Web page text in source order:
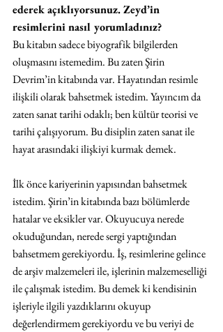
ederek açıklıyorsunuz. Zeyd’in
resimlerini nasıl yorumladınız?
Bu kitabın sadece biyografik bilgilerden
oluşmasını istemedim. Bu zaten Şirin
Devrim’in kitabında var. Hayatından resimle
ilişkili olarak bahsetmek istedim. Yayıncım da
zaten sanat tarihi odaklı; ben kültür teorisi ve
tarihi çalışıyorum. Bu disiplin zaten sanat ile
hayat arasındaki ilişkiyi kurmak demek.
İlk önce kariyerinin yapısından bahsetmek
istedim. Şirin’in kitabında bazı bölümlerde
hatalar ve eksikler var. Okuyucuya nerede
okuduğundan, nerede sergi yaptığından
bahsetmem gerekiyordu. İş, resimlerine gelince
de arşiv malzemeleri ile, işlerinin malzemeselliği
ile çalışmak istedim. Bu demek ki kendisinin
işleriyle ilgili yazdıklarını okuyup
değerlendirmem gerekiyordu ve bu veriyi de